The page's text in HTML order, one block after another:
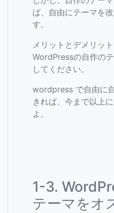
ば、自由にテーマを
す。
メリットとデメリット
WordPressの自作の
してください。
wordpress で自由に
きれば、今まで以上
よ。
1-3.
テーマをオ